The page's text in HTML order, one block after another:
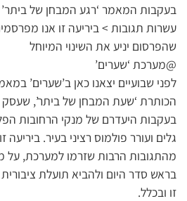
בעקבות המאמר ‘רגע המבחן של ביתר’
עשרות תגובות > ביריעה זו אנו
שהפרסום יניע את השינוי המיוחל
@מערכת ‘שערים’
לפני שבועיים יצאנו כאן ב’שערים’
הכותרת ‘שעת המבחן של ביתר’, שעסק
בעקבות היעדרם של מנקי הרחובות
גלים ועורר פולמוס רציני בעיר.
מהתגובות הרבות שזרמו למערכת, על
בראש סדר היום ולהביא תועלת
זו ובכלל.